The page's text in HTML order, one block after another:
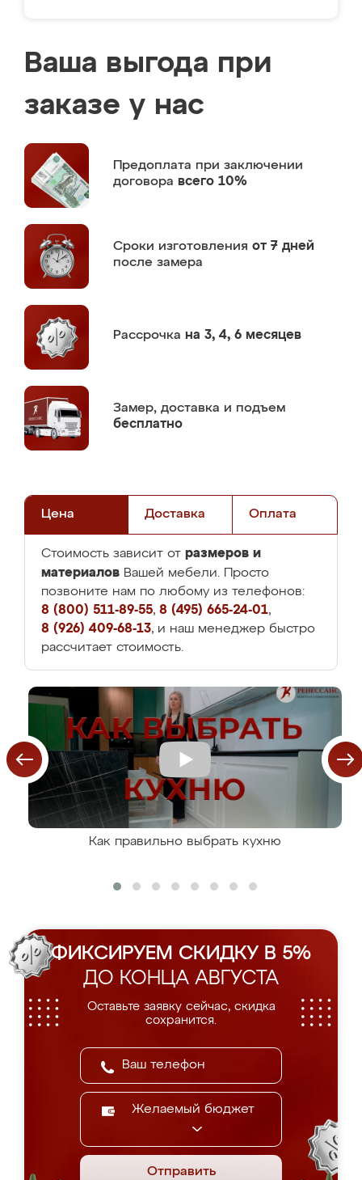
Ваша выгода при
заказе у нас
Предоплата при заключении
договора всего 10%
Сроки изготовления от 7 дней
после замера
Рассрочка на 3, 4, 6 месяцев
Замер, доставка и подъем
бесплатно
Цена Доставка Оплата
Стоимость зависит от размеров и
материалов Вашей мебели. Просто
позвоните нам по любому из телефонов:
8 (800) 511-89-55, 8 (495) 665-24-01,
8 (926) 409-68-13, и наш менеджер быстро
рассчитает стоимость.
Как правильно выбрать кухню
ФИКСИРУЕМ СКИДКУ В 5%
ДО КОНЦА АВГУСТА
Оставьте заявку сейчас, скидка
сохранится.
Желаемый бюджет
Отправить